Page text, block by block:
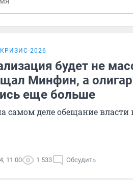
КРИЗИС-2026
будет не
Минфин, а
еще больше
самом деле обещание
11:00 1 533 Обсудить